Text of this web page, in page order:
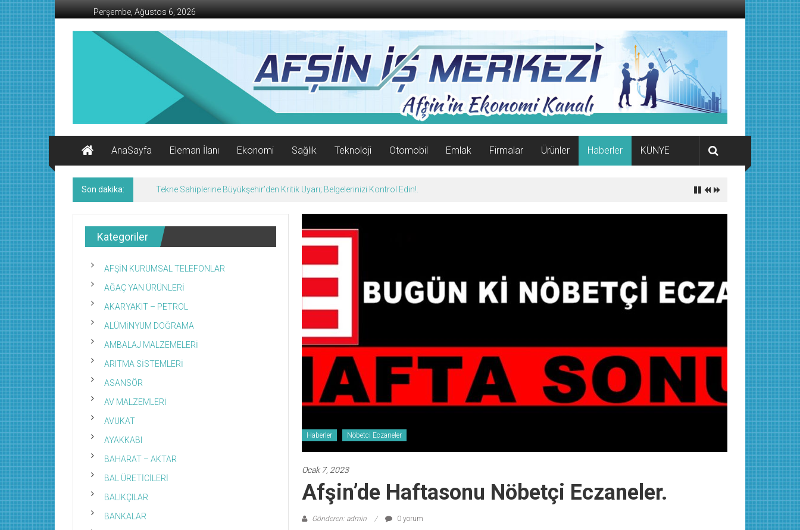
İçeriğe
geç
Perşembe, Ağustos 6, 2026
AFŞİN
Ekonomi
Kanalı
AnaSayfa
Eleman İlanı Ekonomi Sağlık Teknoloji Otomobil Emlak Firmalar Ürünler Haberler KÜNYE
Son dakika: Tekne Sahiplerine Büyükşehir’den Kritik Uyarı; Belgelerinizi Kontrol Edin!.
Haberler Nöbetci Eczaneler
Ocak 7, 2023
Afşin’de Haftasonu Nöbetçi Eczaneler.
Gönderen: admin 0 yorum
Kategoriler
AFŞİN KURUMSAL TELEFONLAR
AĞAÇ YAN ÜRÜNLERİ
AKARYAKIT – PETROL
ALÜMİNYUM DOĞRAMA
AMBALAJ MALZEMELERİ
ARITMA SİSTEMLERİ
ASANSÖR
AV MALZEMLERİ
AVUKAT
AYAKKABI
BAHARAT – AKTAR
BAL ÜRETİCİLERİ
BALIKÇILAR
BANKALAR